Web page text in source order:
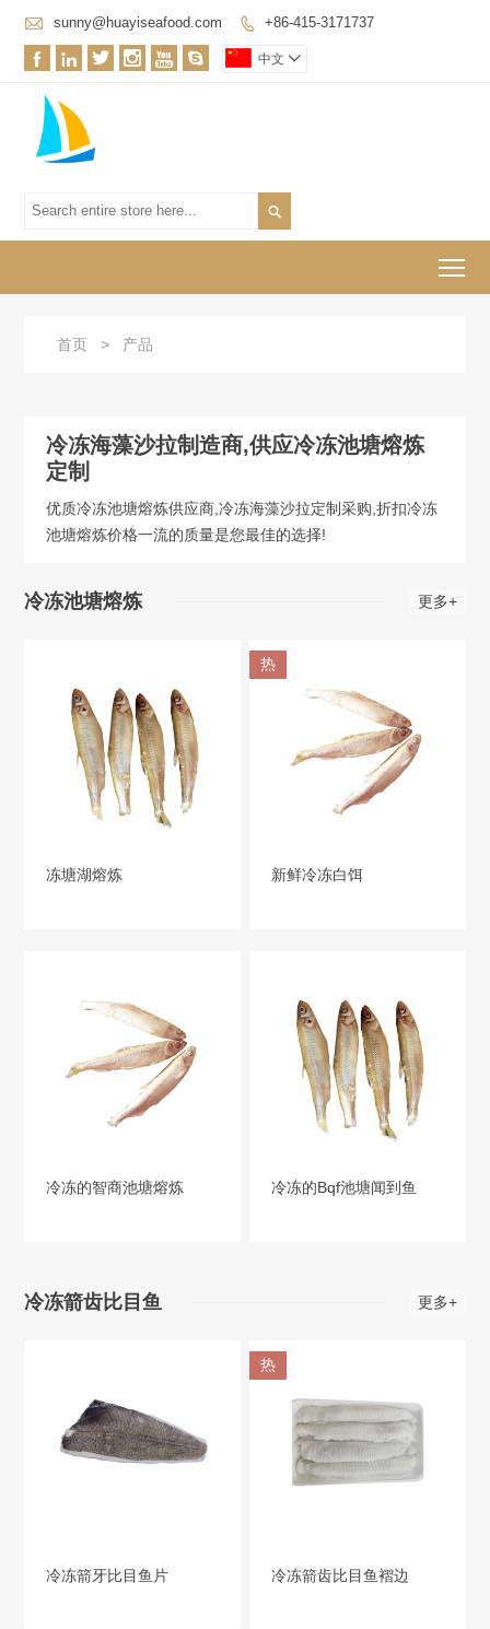
 sunny@huayiseafood.com  +86-415-3171737
      中文 

首页 > 产品
冷冻海藻沙拉制造商,供应冷冻池塘熔炼
定制
优质冷冻池塘熔炼供应商,冷冻海藻沙拉定制采购,折扣冷冻
池塘熔炼价格一流的质量是您最佳的选择!
冷冻池塘熔炼 更多+
冻塘湖熔炼
热
新鲜冷冻白饵
冷冻的智商池塘熔炼 冷冻的Bqf池塘闻到鱼
冷冻箭齿比目鱼 更多+
冷冻箭牙比目鱼片
热
冷冻箭齿比目鱼褶边